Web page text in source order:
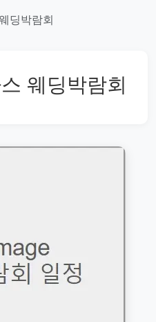
딩박람회
웨딩박람회